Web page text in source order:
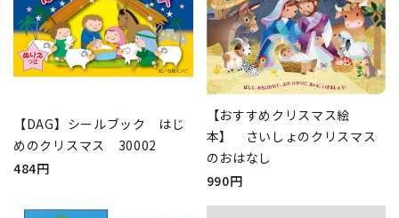
【DAG】シールブック はじ
めのクリスマス 30002
484円
【おすすめクリスマス絵
本】 さいしょのクリスマス
のおはなし
990円